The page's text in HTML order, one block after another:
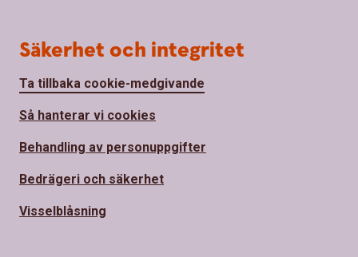
Säkerhet och integritet
Ta tillbaka cookie-medgivande
Så hanterar vi cookies
Behandling av personuppgifter
Bedrägeri och säkerhet
Visselblåsning